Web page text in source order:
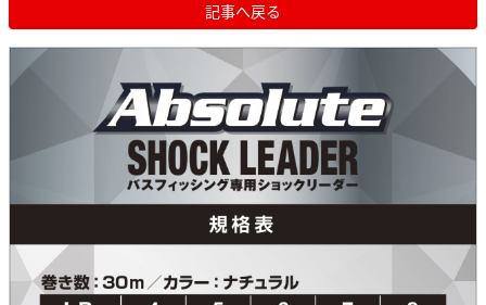
記事へ戻る